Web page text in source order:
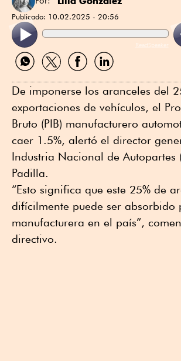
Publicado: 10.02.2025 - 20:56
ReadSpeaker
Compartir
por
Compartir
por
Compartir
por
Compartir
por
De imponerse los aranceles del
exportaciones de vehículos, el
Bruto (PIB) manufacturero
caer 1.5%, alertó el director
Industria Nacional de Autopartes
Padilla.
“Esto significa que este 25% de
difícilmente puede ser absorbido
manufacturera en el país”,
directivo.